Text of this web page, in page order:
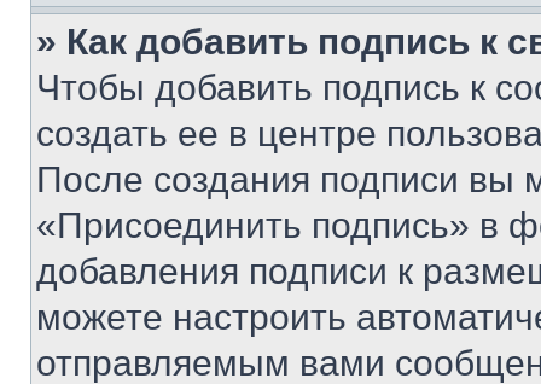
» Как добавить подпись к
Чтобы добавить подпись к
создать ее в центре
После создания подписи вы
«Присоединить подпись» в
добавления подписи к
можете настроить
отправляемым вами